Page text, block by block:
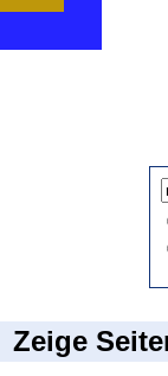
Zeige